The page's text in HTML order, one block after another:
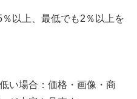
以上、最低でも2％以上を
い場合：価格・画像・商